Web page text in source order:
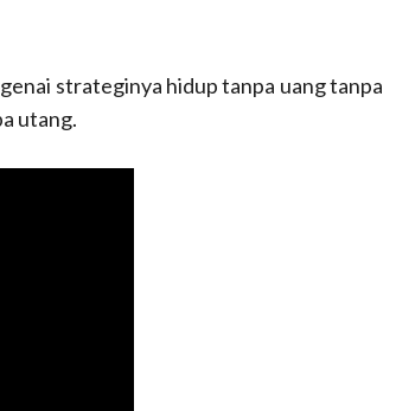
strateginya hidup tanpa uang tanpa
utang.